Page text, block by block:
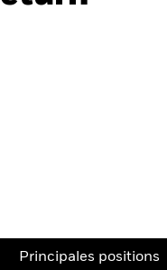
Principales positions